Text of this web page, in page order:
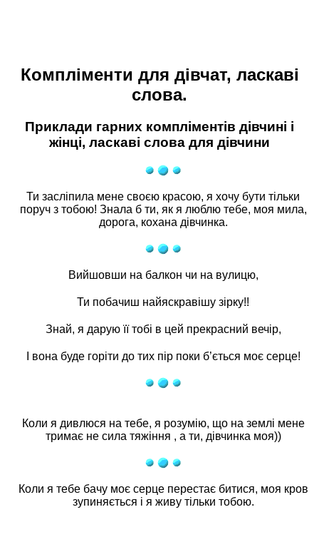
Компліменти для дівчат, ласкаві
слова.
Приклади гарних компліментів дівчині і
жінці, ласкаві слова для дівчини
Ти засліпила мене своєю красою, я хочу бути тільки
поруч з тобою! Знала б ти, як я люблю тебе, моя мила,
дорога, кохана дівчинка.
Вийшовши на балкон чи на вулицю,
Ти побачиш найяскравішу зірку!!
Знай, я дарую її тобі в цей прекрасний вечір,
І вона буде горіти до тих пір поки б’ється моє серце!
Коли я дивлюся на тебе, я розумію, що на землі мене
тримає не сила тяжіння , а ти, дівчинка моя))
Коли я тебе бачу моє серце перестає битися, моя кров
зупиняється і я живу тільки тобою.